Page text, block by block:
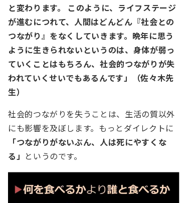
と変わります。
このように、ライフステージ
が進むにつれて、人間はどんどん『社会との
つながり』をなくしていきます。晩年に思う
ように生きられないというのは、身体が弱っ
ていくことはもちろん、社会的つながりが失
われていくせいでもあるんです」（佐々木先
生）
社会的つながりを失うことは、生活の質以外
にも影響を及ぼします。もっとダイレクトに
「つながりがないぶん、人は死にやすくな
る」
というのです。